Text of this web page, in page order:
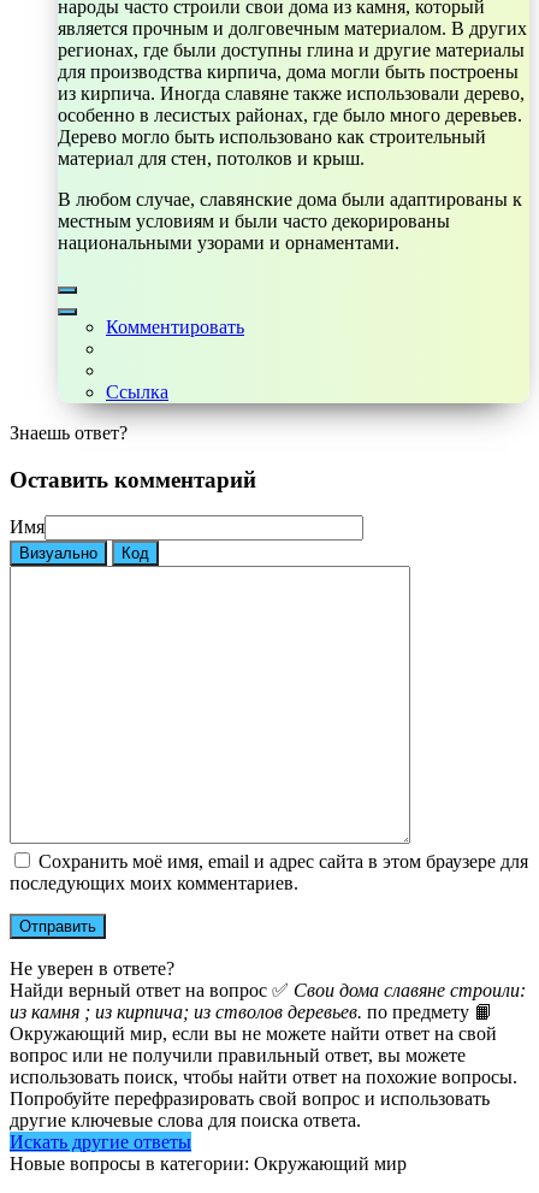
народы часто строили свои дома из камня, который
является прочным и долговечным материалом. В других
регионах, где были доступны глина и другие материалы
для производства кирпича, дома могли быть построены
из кирпича. Иногда славяне также использовали дерево,
особенно в лесистых районах, где было много деревьев.
Дерево могло быть использовано как строительный
материал для стен, потолков и крыш.
В любом случае, славянские дома были адаптированы к
местным условиям и были часто декорированы
национальными узорами и орнаментами.
Комментировать
Ссылка
Знаешь ответ?
Оставить комментарий
Имя
Визуально Код
Сохранить моё имя, email и адрес сайта в этом браузере для
последующих моих комментариев.
Не уверен в ответе?
Найди верный ответ на вопрос ✅ Свои дома славяне строили:
из камня ; из кирпича; из стволов деревьев. по предмету 📙
Окружающий мир, если вы не можете найти ответ на свой
вопрос или не получили правильный ответ, вы можете
использовать поиск, чтобы найти ответ на похожие вопросы.
Попробуйте перефразировать свой вопрос и использовать
другие ключевые слова для поиска ответа.
Искать другие ответы
Новые вопросы в категории: Окружающий мир